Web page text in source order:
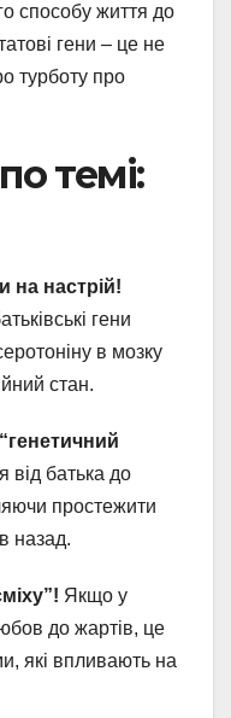
способу життя до
гени – це не
турботу про
темі:
на настрій!
гени
в мозку
стан.
від батька до
простежити
назад.
Якщо у
до жартів, це
які впливають на